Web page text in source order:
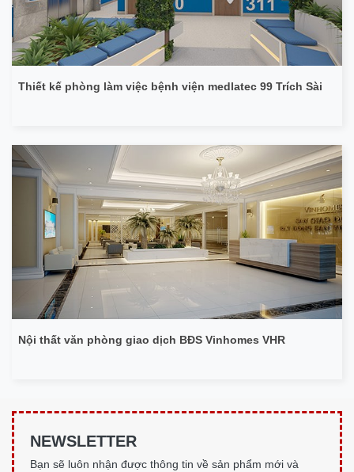
Thiết kế phòng làm việc bệnh viện medlatec 99 Trích Sài
Nội thất văn phòng giao dịch BĐS Vinhomes VHR
NEWSLETTER
Bạn sẽ luôn nhận được thông tin về sản phẩm mới và